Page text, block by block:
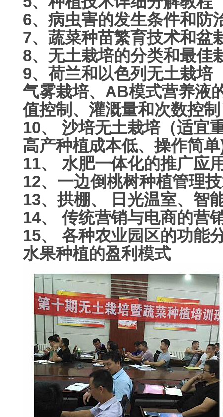
6、病虫害的发生条件和防
7、蔬菜种苗繁育技术和盆
8、无土栽培的分类和最佳
9、荷兰和以色列无土栽培
气雾栽培、AB模式营养液
值控制、灌溉量和次数控
10、 沙培无土栽培（适宜
高产种植成本低、操作简
11、 水肥一体化的推广应
12、一边倒桃树种植管理
13、拱棚、 日光温室、智
14、 传统营销与电商的营
15、 各种农业园区的功能
水果种植的盈利模式